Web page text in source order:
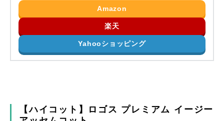
Amazon
楽天
Yahooショッピング
【ハイコット】ロゴス プレミアム イージー